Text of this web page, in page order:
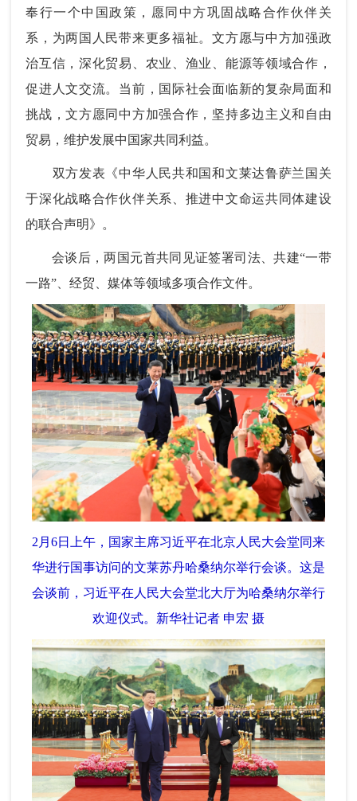
奉行一个中国政策，愿同中方巩固战略合作伙伴关
系，为两国人民带来更多福祉。文方愿与中方加强政
治互信，深化贸易、农业、渔业、能源等领域合作，
促进人文交流。当前，国际社会面临新的复杂局面和
挑战，文方愿同中方加强合作，坚持多边主义和自由
贸易，维护发展中国家共同利益。
双方发表《中华人民共和国和文莱达鲁萨兰国关
于深化战略合作伙伴关系、推进中文命运共同体建设
的联合声明》。
会谈后，两国元首共同见证签署司法、共建“一带
一路”、经贸、媒体等领域多项合作文件。
2月6日上午，国家主席习近平在北京人民大会堂同来
华进行国事访问的文莱苏丹哈桑纳尔举行会谈。这是
会谈前，习近平在人民大会堂北大厅为哈桑纳尔举行
欢迎仪式。新华社记者 申宏 摄